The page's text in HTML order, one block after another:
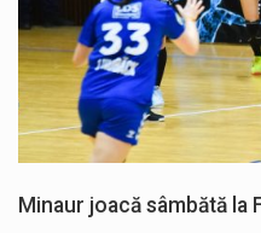
Minaur joacă sâmbătă la